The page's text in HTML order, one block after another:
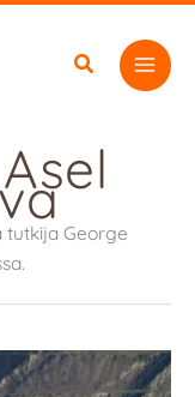
tutkija George